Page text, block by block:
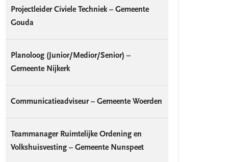
Projectleider Civiele Techniek – Gemeente
Gouda
Planoloog (Junior/Medior/Senior) –
Gemeente Nijkerk
Communicatieadviseur – Gemeente Woerden
Teammanager Ruimtelijke Ordening en
Volkshuisvesting – Gemeente Nunspeet